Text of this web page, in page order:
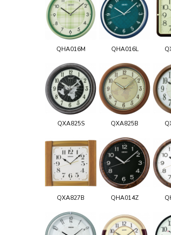
QHA016M QHA016L
QXA825S QXA825B
QXA827B QHA014Z